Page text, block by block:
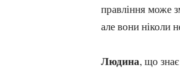
правління може
але вони ніколи
Людина, що